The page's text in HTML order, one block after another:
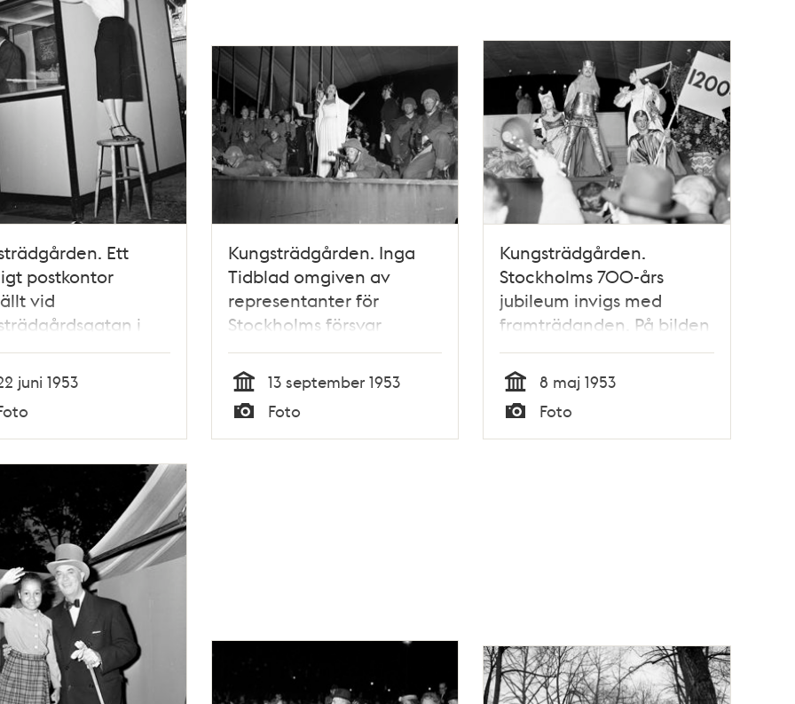
Ett
postkontor
vid
i
med firandet av
700 års
juni 1953
Kungsträdgården. Inga
Tidblad omgiven av
representanter för
Stockholms försvar
genom tiderna. Sista
programpunkten vid
Stockholms 700- års
firande
Tid
13 september 1953
Typ
Foto
Kungsträdgården.
Stockholms 700-års
jubileum invigs med
framträdanden. På bilden
ser vi 1200-talets avsnitt i
festtåget
Tid
8 maj 1953
Typ
Foto